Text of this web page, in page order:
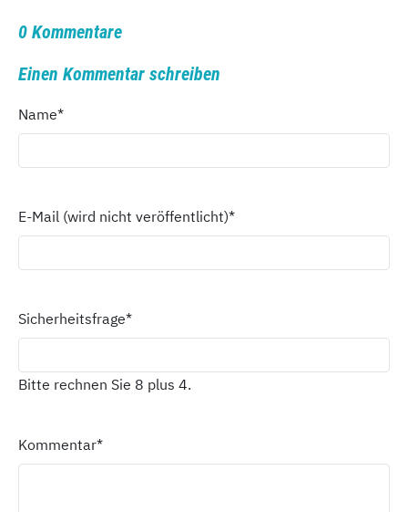
0 Kommentare
Einen Kommentar schreiben
Name*
E-Mail (wird nicht veröffentlicht)*
Sicherheitsfrage*
Bitte rechnen Sie 8 plus 4.
Kommentar*